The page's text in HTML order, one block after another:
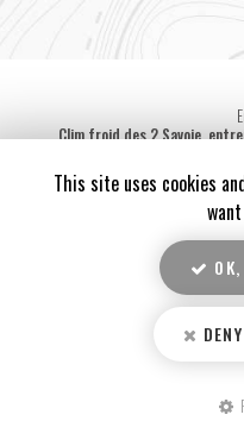
Clim froid des 2 Savoie
Notre savoir-faire : Entreprise
Installation complète de la
Florian vous souhaite
Clim froid des 2 Savoie,
Création et
This site uses cookies